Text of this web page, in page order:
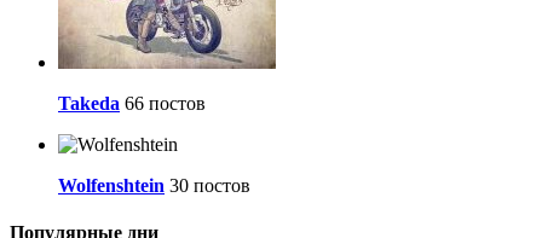
Takeda 66 постов
Wolfenshtein 30 постов
Популярные дни